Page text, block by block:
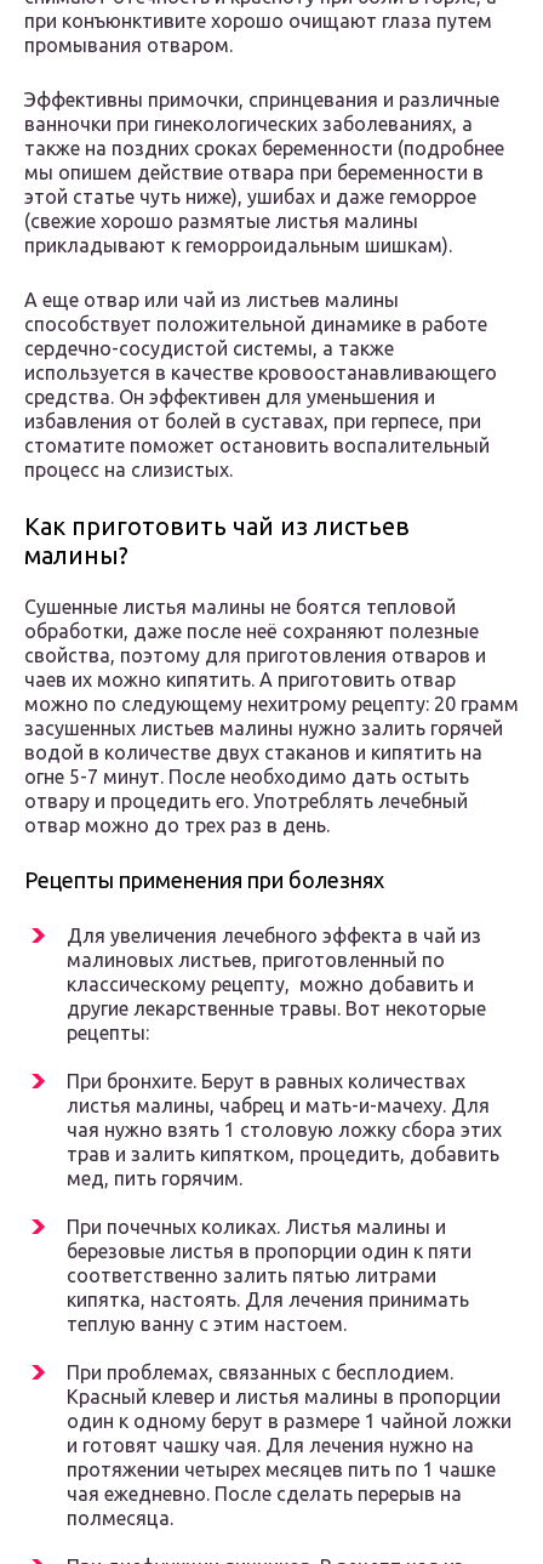
при конъюнктивите хорошо очищают глаза путем
промывания отваром.
Эффективны примочки, спринцевания и различные
ванночки при гинекологических заболеваниях, а
также на поздних сроках беременности (подробнее
мы опишем действие отвара при беременности в
этой статье чуть ниже), ушибах и даже геморрое
(свежие хорошо размятые листья малины
прикладывают к геморроидальным шишкам).
А еще отвар или чай из листьев малины
способствует положительной динамике в работе
сердечно-сосудистой системы, а также
используется в качестве кровоостанавливающего
средства. Он эффективен для уменьшения и
избавления от болей в суставах, при герпесе, при
стоматите поможет остановить воспалительный
процесс на слизистых.
Как приготовить чай из листьев
малины?
Сушенные листья малины не боятся тепловой
обработки, даже после неё сохраняют полезные
свойства, поэтому для приготовления отваров и
чаев их можно кипятить. А приготовить отвар
можно по следующему нехитрому рецепту: 20 грамм
засушенных листьев малины нужно залить горячей
водой в количестве двух стаканов и кипятить на
огне 5-7 минут. После необходимо дать остыть
отвару и процедить его. Употреблять лечебный
отвар можно до трех раз в день.
Рецепты применения при болезнях
Для увеличения лечебного эффекта в чай из
малиновых листьев, приготовленный по
классическому рецепту, можно добавить и
другие лекарственные травы. Вот некоторые
рецепты:
При бронхите. Берут в равных количествах
листья малины, чабрец и мать-и-мачеху. Для
чая нужно взять 1 столовую ложку сбора этих
трав и залить кипятком, процедить, добавить
мед, пить горячим.
При почечных коликах. Листья малины и
березовые листья в пропорции один к пяти
соответственно залить пятью литрами
кипятка, настоять. Для лечения принимать
теплую ванну с этим настоем.
При проблемах, связанных с бесплодием.
Красный клевер и листья малины в пропорции
один к одному берут в размере 1 чайной ложки
и готовят чашку чая. Для лечения нужно на
протяжении четырех месяцев пить по 1 чашке
чая ежедневно. После сделать перерыв на
полмесяца.